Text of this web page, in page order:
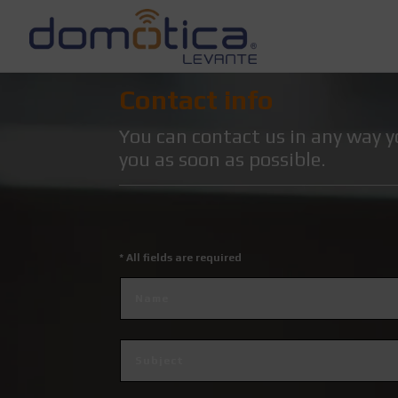
Contact info
You can contact us in any way
you as soon as possible.
* All fields are required